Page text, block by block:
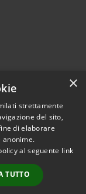
© 2026 • Città di
• Powered by
•
Accesso
redazione
×
strettamente
del sito,
di elaborare
anonime.
al seguente link
TUTTO